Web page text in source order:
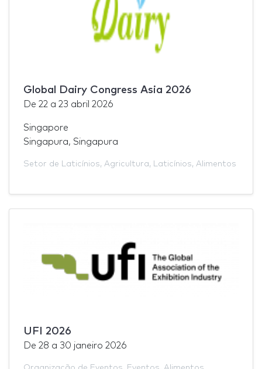
Global Dairy Congress Asia 2026
De 22 a 23 abril 2026
Singapore
Singapura, Singapura
Setor de Laticínios, Agricultura, Laticínios, Alimentos
UFI 2026
De 28 a 30 janeiro 2026